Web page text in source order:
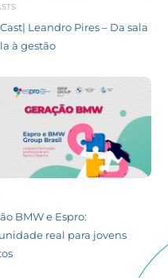
Leandro Pires – Da sala
à gestão
BMW e Espro:
real para jovens